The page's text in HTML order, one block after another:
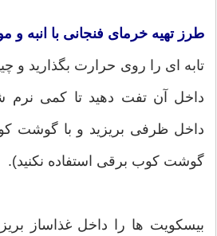
طرز تهیه خرمای فنجانی با انبه و
تابه ای را روی حرارت بگذارید و
داخل آن تفت دهید تا کمی نرم
داخل ظرفی بریزید و با گوشت
گوشت کوب برقی استفاده نکنید).
بیسکویت ها را داخل غذاساز